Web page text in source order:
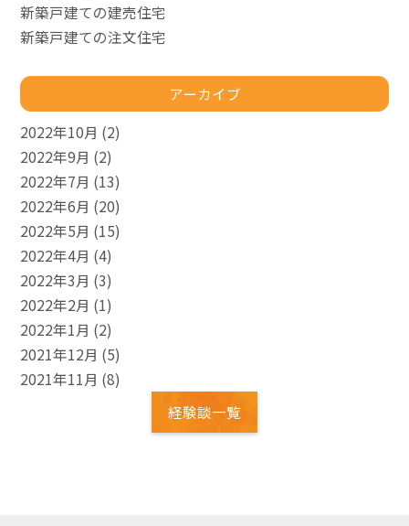
新築戸建ての建売住宅
新築戸建ての注文住宅
アーカイブ
2022年10月 (2)
2022年9月 (2)
2022年7月 (13)
2022年6月 (20)
2022年5月 (15)
2022年4月 (4)
2022年3月 (3)
2022年2月 (1)
2022年1月 (2)
2021年12月 (5)
2021年11月 (8)
経験談一覧